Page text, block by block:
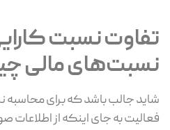
تفاوت نسبت
نسبت‌های مالی
شاید جالب باشد که برای محاسبه
فعالیت به جای اینکه از اطلاعات